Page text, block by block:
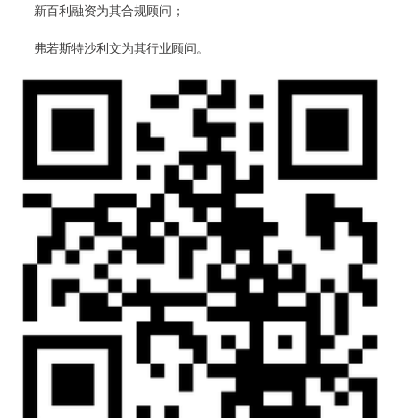
新百利融资为其合规顾问；
弗若斯特沙利文为其行业顾问。